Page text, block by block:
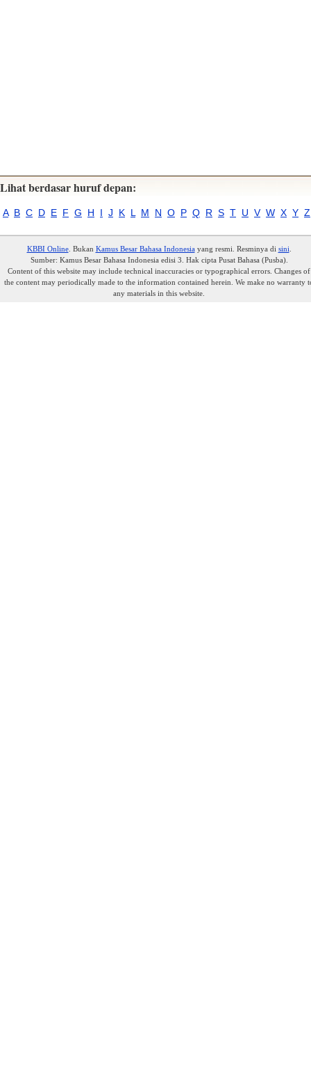
Lihat berdasar huruf depan:
A B C D E F G H I J K L M N O P Q R S T U V W X Y Z
KBBI Online. Bukan Kamus Besar Bahasa Indonesiayang resmi. Resminya di sini
Sumber: Kamus Besar Bahasa Indonesia edisi 3. Hak cipta Pusat Bahasa (Pusba).
Content of this website may include technical inaccuracies or typographical errors. Changes of
the content may periodically made to the information contained herein. We make no warranty
any materials in this website.